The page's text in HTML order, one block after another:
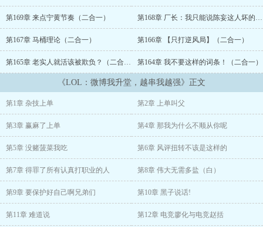
在面对老牌强队时，他成功获胜摆出手势，世人认可他【以下犯
上】。
于是面对年龄成就比他高的Cuvee，陈妄打出最完美的外战表现。
“都是同龄人我原本没想降维打击。”世人认可他能【降维打击】，面
对同龄人Huni，陈妄重拳出击，打的Huni失魂落魄，被SKT踢出队
伍。
“流水的天才，铁打的Butterfly。”世人认可他【铁打的Butterfly】，
诉他欢迎来到LPL。
粉丝信任他，黑粉逮着他的言论猛串他。可不知不觉中，望着陈妄不
知何时拿到的无数荣耀，众人一阵恍惚：“难道他真是世一上？”赛
后，陈妄在微博上发出了这样一条言论。
“有没有一种可能，其实我是史一上？”PS.本人当过Zmjjkk，bin，
第169章 来点宁黄节奏（二合一） 第168章 厂长：我只能说陈妄这人坏的很（二合一）
第167章 马桶理论（二合一） 第166章 【只打逆风局】（二合一）
第165章 老实人就活该被欺负？（二合一） 第164章 我不要这样的词条！（二合一）
《LOL：微博我升堂，越串我越强》正文
第1章 杂技上单 第2章 上单叫父
第3章 赢麻了上单 第4章 那我为什么不顺从你呢
第5章 没赌菠菜我吃 第6章 风评扭转不该是这样的
第7章 得罪了所有认真打职业的人 第8章 伟大无需多盐（白）
第9章 要保护好自己啊兄弟们 第10章 黑子说话!
第11章 难道说 第12章 电竞廖化与电竞赵括